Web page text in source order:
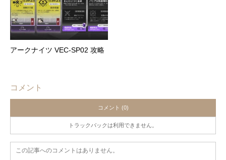
アークナイツ VEC-SP02 攻略
コメント
コメント (0)
トラックバックは利用できません。
この記事へのコメントはありません。